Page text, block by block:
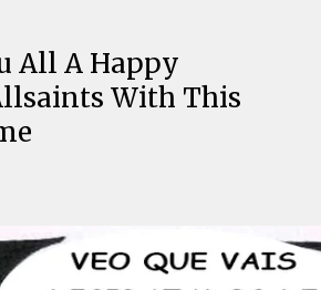
All A Happy
With This